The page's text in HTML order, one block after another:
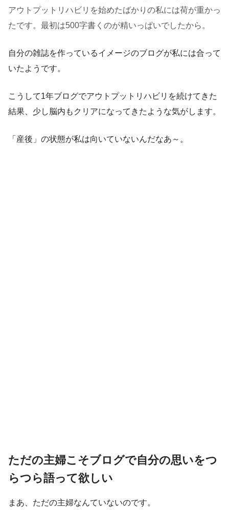
アウトプットリハビリを始めたばかりの私には荷が重かっ
たです。最初は500字書くのが精いっぱいでしたから。
自分の雑誌を作っているイメージのブログが私には合って
いたようです。
こうして1年ブログでアウトプットリハビリを続けてきた
結果、少し脳内もクリアになってきたような気がします。
「産後」の状態が私は向いていないんだなあ～。
ただの主婦こそブログで自分の思いをつ
らつら語って欲しい
まあ、ただの主婦なんていないのです。